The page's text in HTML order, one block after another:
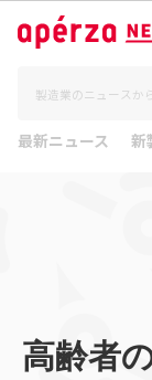
最新ニュース 新
高齢者